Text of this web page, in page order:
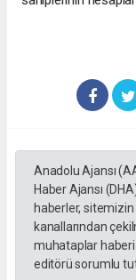
Anadolu Ajansı
Haber Ajansı
haberler,
kanallarından
muhataplar
editörü sorumlu